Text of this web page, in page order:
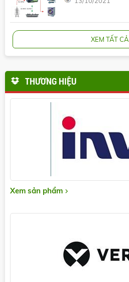
XEM TẤT CẢ
THƯƠNG HIỆU
Xem sản phẩm